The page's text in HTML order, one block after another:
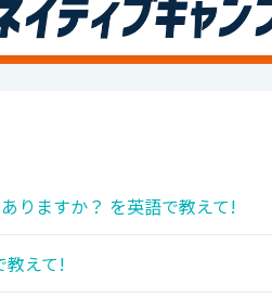
りますか？ を英語で教えて!
教えて!